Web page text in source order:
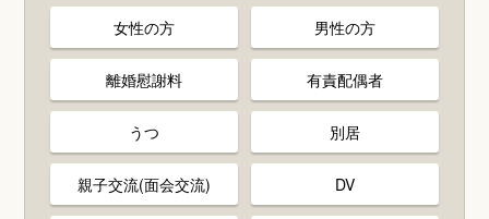
女性の方 男性の方
離婚慰謝料 有責配偶者
うつ 別居
親子交流(面会交流) DV